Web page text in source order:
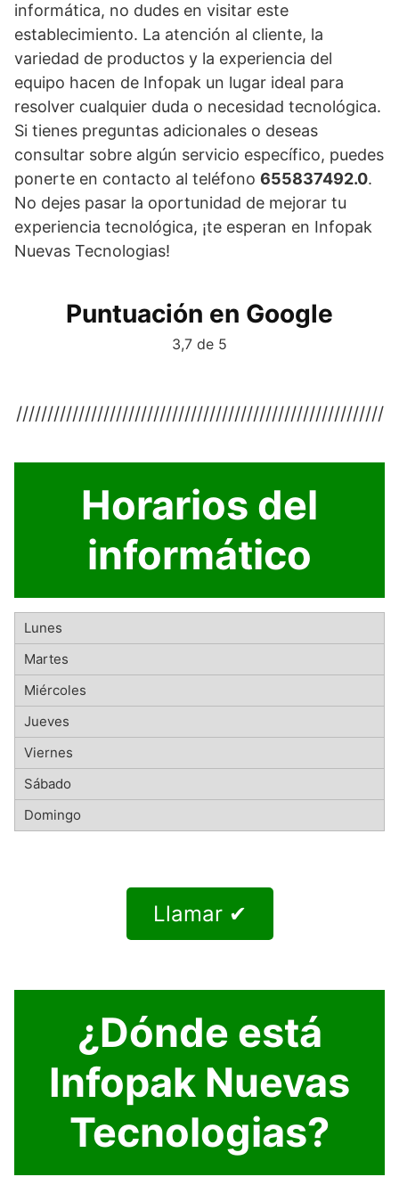
informática, no dudes en visitar este
establecimiento. La atención al cliente, la
variedad de productos y la experiencia del
equipo hacen de Infopak un lugar ideal para
resolver cualquier duda o necesidad tecnológica.
Si tienes preguntas adicionales o deseas
consultar sobre algún servicio específico, puedes
ponerte en contacto al teléfono 655837492.0.
No dejes pasar la oportunidad de mejorar tu
experiencia tecnológica, ¡te esperan en Infopak
Nuevas Tecnologias!
Puntuación en Google
3,7 de 5
///////////////////////////////////////////////////////////
Horarios del
informático
Llamar ✔
¿Dónde está
Infopak Nuevas
Tecnologias?